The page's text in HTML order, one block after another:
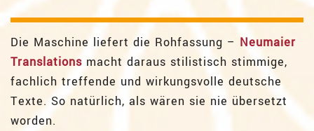
Die Maschine liefert die Rohfassung – Neumaier
Translations macht daraus stilistisch stimmige,
fachlich treffende und wirkungsvolle deutsche
Texte. So natürlich, als wären sie nie übersetzt
worden.